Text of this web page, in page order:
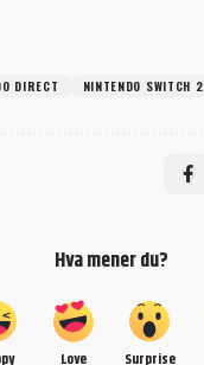
DIRECT NINTENDO SWITCH 2
Hva mener du?